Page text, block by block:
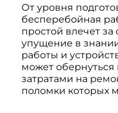
От уровня
бесперебойная
простой влечет
упущение в
работы и
может
затратами на
поломки которых